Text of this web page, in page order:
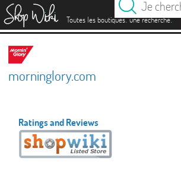
Toutes les boutiques.une recherche.
morninglory.com
Ratings and Reviews